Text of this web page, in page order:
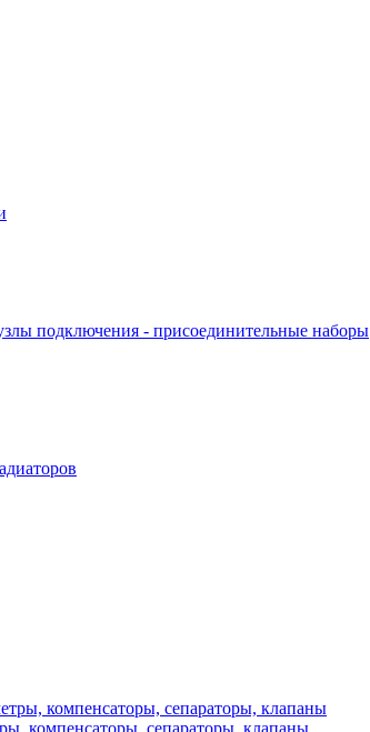
подключения - присоединительные наборы
компенсаторы, сепараторы, клапаны